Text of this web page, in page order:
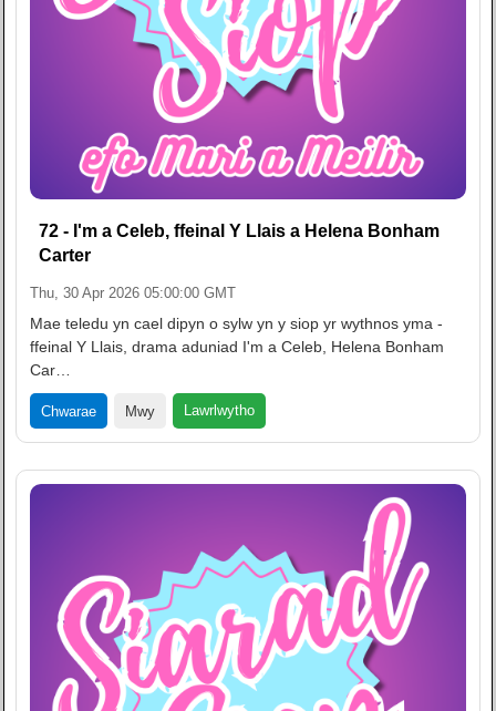
72 - I'm a Celeb, ffeinal Y Llais a Helena Bonham
Carter
Thu, 30 Apr 2026 05:00:00 GMT
Mae teledu yn cael dipyn o sylw yn y siop yr wythnos yma -
ffeinal Y Llais, drama aduniad I'm a Celeb, Helena Bonham
Car…
Chwarae Mwy Lawrlwytho